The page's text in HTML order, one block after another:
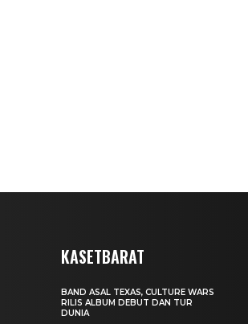
KASETBARAT
BAND ASAL TEXAS, CULTURE WARS
RILIS ALBUM DEBUT DAN TUR
DUNIA